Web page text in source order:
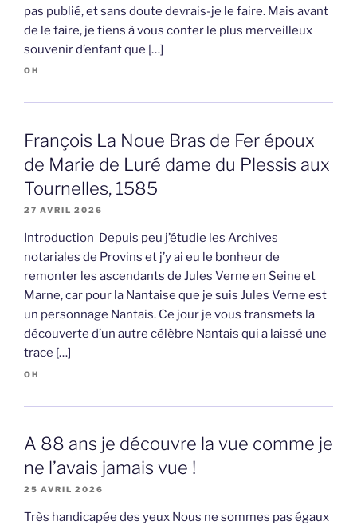
pas publié, et sans doute devrais-je le faire. Mais avant
de le faire, je tiens à vous conter le plus merveilleux
souvenir d’enfant que […]
OH
François La Noue Bras de Fer époux
de Marie de Luré dame du Plessis aux
Tournelles, 1585
27 AVRIL 2026
Introduction Depuis peu j’étudie les Archives
notariales de Provins et j’y ai eu le bonheur de
remonter les ascendants de Jules Verne en Seine et
Marne, car pour la Nantaise que je suis Jules Verne est
un personnage Nantais. Ce jour je vous transmets la
découverte d’un autre célèbre Nantais qui a laissé une
trace […]
OH
A 88 ans je découvre la vue comme je
ne l’avais jamais vue !
25 AVRIL 2026
Très handicapée des yeux Nous ne sommes pas égaux